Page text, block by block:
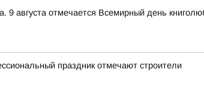
9 августа отмечается Всемирный день
праздник отмечают строители